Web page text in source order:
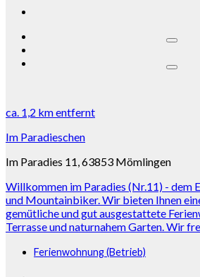
ca. 1,2 kmentfernt
Im Paradieschen
Im Paradies 11, 63853 Mömlingen
Willkommen im Paradies (Nr.11) - dem
und Mountainbiker. Wir bieten Ihnen
gemütliche und gut ausgestattete
Terrasse und naturnahem Garten. Wir
Ferienwohnung (Betrieb)